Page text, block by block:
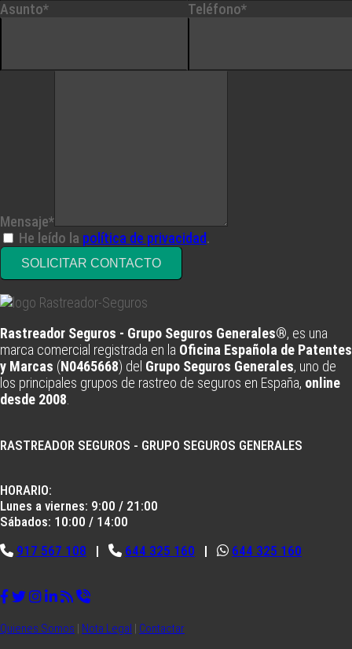
Asunto* Teléfono*
Mensaje*
He leído la política de privacidad.
SOLICITAR CONTACTO
Rastreador Seguros - Grupo Seguros Generales®, es una
marca comercial registrada en la Oficina Española de Patentes
y Marcas (N0465668) del Grupo Seguros Generales, uno de
los principales grupos de rastreo de seguros en España, online
desde 2008
RASTREADOR SEGUROS - GRUPO SEGUROS GENERALES
HORARIO:
Lunes a viernes: 9:00 / 21:00
Sábados: 10:00 / 14:00
917 567 108 | 644 325 160 | 644 325 160
Quienes Somos | Nota Legal | Contactar